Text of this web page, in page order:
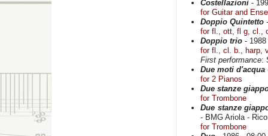
Costellazioni -
for Guitar and
Doppio Quintetto
for fl., ott, fl g, cl.,
Doppio trio -
for fl., cl. b., harp,
First performance:
Due moti d'acqua
for 2 Pianos
Due stanze
for Trombone
Due stanze
- BMG Ariola -
for Trombone